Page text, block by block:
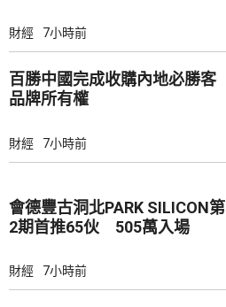
財經 7小時前
百勝中國完成收購內地必勝客
品牌所有權
財經 7小時前
會德豐古洞北PARK SILICON第
2期首推65伙 505萬入場
財經 7小時前